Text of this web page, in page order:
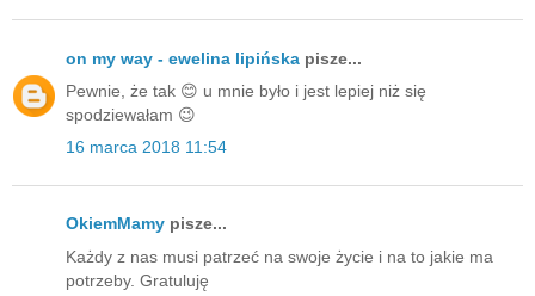
on my way - ewelina lipińska pisze...
Pewnie, że tak 😊 u mnie było i jest lepiej niż się
spodziewałam 😉
16 marca 2018 11:54
OkiemMamy pisze...
Każdy z nas musi patrzeć na swoje życie i na to jakie ma
potrzeby. Gratuluję